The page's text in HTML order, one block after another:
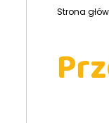
Strona